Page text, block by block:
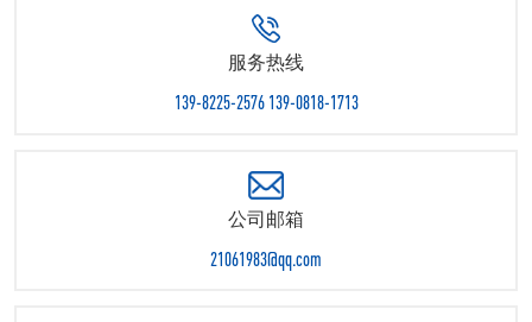
服务热线
139-8225-2576 139-0818-1713
公司邮箱
21061983@qq.com